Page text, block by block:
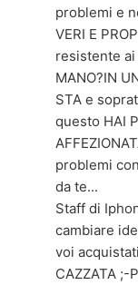
problemi e
VERI E
resistente ai
MANO?IN
STA e
questo HAI
problemi
da te...
Staff di
cambiare
voi
CAZZATA ;-